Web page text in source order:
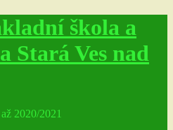
škola a
Stará Ves nad
2020/2021